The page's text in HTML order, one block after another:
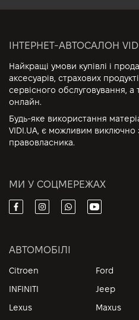
ІНТЕРНЕТ-АВТОСАЛОН
Найкращі умови купівлі і
аксесуарів, страхових
сервісного обслуговування, а
онлайн.
Будь-яке використання
VIDI.UA, є можливим виключно
правовласника.
МИ У СОЦМЕРЕЖАХ
АВТОМОБІЛІ
Citroen Ford
INFINITI
Jeep
Lexus
Maxus